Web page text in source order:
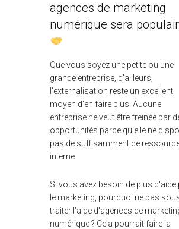
agences de marketing
numérique sera
Que vous soyez une petite ou une
grande entreprise, d'ailleurs,
l'externalisation reste un excellent
moyen d'en faire plus. Aucune
entreprise ne veut être freinée par
opportunités parce qu'elle ne
pas de suffisamment de
interne.
Si vous avez besoin de plus d'aide
le marketing, pourquoi ne pas
traiter l'aide d'agences de
numérique ? Cela pourrait faire la